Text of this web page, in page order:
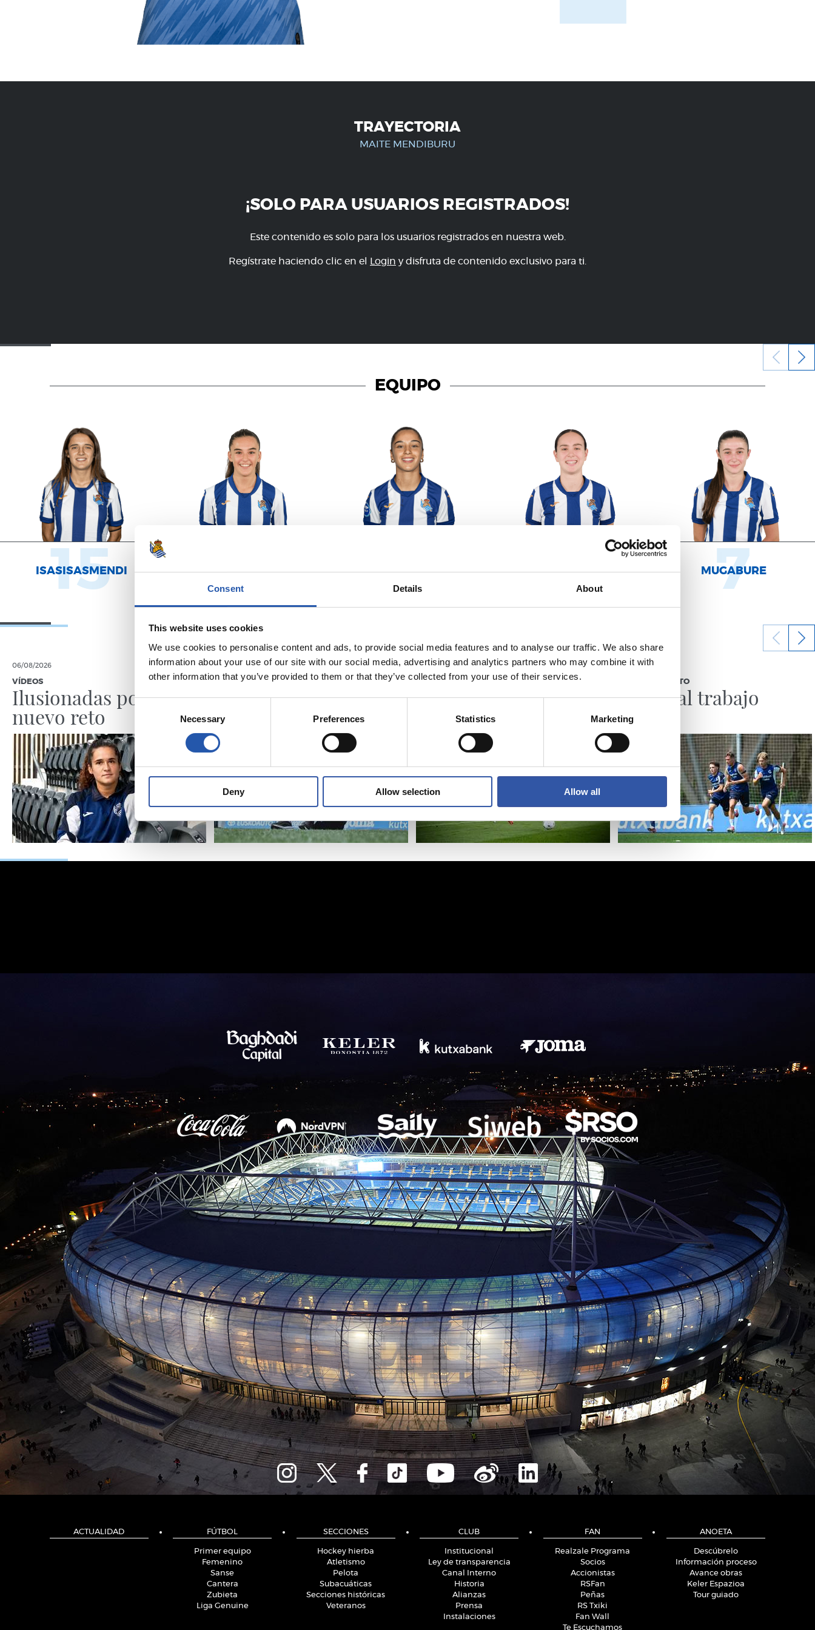
Consent Details About
This website uses cookies
We use cookies to personalise content and ads, to provide social media features and to analyse our traffic. We also share
information about your use of our site with our social media, advertising and analytics partners who may combine it with
other information that you’ve provided to them or that they’ve collected from your use of their services.
Consent
Necessary Preferences Statistics Marketing
Deny Allow selection Allow all
TRAYECTORIA
MAITE MENDIBURU
¡SOLO PARA USUARIOS REGISTRADOS!
Este contenido es solo para los usuarios registrados en nuestra web.
Regístrate haciendo clic en el Login y disfruta de contenido exclusivo para ti.
EQUIPO
ISASISASMENDI
15 URDAMPILLETA
20 CHACÓN
10 MURILLO
9 MUGABURE
7
06/08/2026
VÍDEOS
Ilusionadas por el
nuevo reto
05/08/2026
ENTREVISTA
“La Real hace mucho
por los jóvenes”
05/08/2026
ENTRENAMIENTO
Afinando
04/08/2026
ENTRENAMIENTO
Vuelta al trabajo
ACTUALIDAD FÚTBOL
Primer equipo
Femenino
Sanse
Cantera
Zubieta
Liga Genuine
SECCIONES
Hockey hierba
Atletismo
Pelota
Subacuáticas
Secciones históricas
Veteranos
CLUB
Institucional
Ley de transparencia
Canal Interno
Historia
Alianzas
Prensa
Instalaciones
FAN
Realzale Programa
Socios
Accionistas
RSFan
Peñas
RS Txiki
Fan Wall
Te Escuchamos
ANOETA
Descúbrelo
Información proceso
Avance obras
Keler Espazioa
Tour guiado